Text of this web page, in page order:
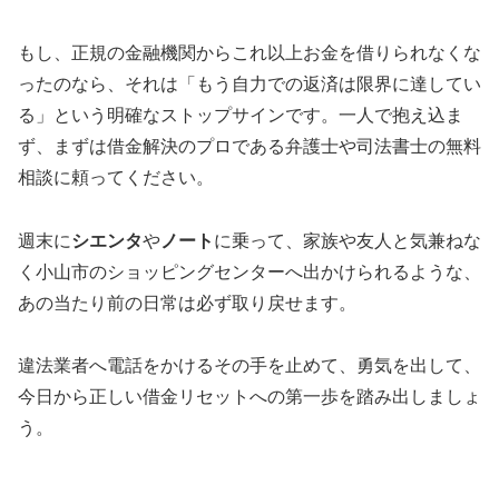
もし、正規の金融機関からこれ以上お金を借りられなくな
ったのなら、それは「もう自力での返済は限界に達してい
る」という明確なストップサインです。一人で抱え込ま
ず、まずは借金解決のプロである弁護士や司法書士の無料
相談に頼ってください。
週末にシエンタや ノート に乗って、家族や友人と気兼ねな
く小山市のショッピングセンターへ出かけられるような、
あの当たり前の日常は必ず取り戻せます。
違法業者へ電話をかけるその手を止めて、勇気を出して、
今日から正しい借金リセットへの第一歩を踏み出しましょ
う。